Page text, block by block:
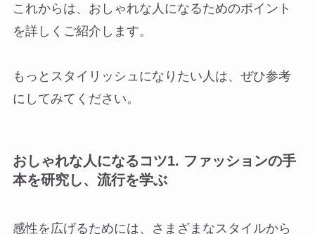
これからは、おしゃれな人になるためのポイント
を詳しくご紹介します。
もっとスタイリッシュになりたい人は、ぜひ参考
にしてみてください。
おしゃれな人になるコツ1. ファッションの手
本を研究し、流行を学ぶ
感性を広げるためには、さまざまなスタイルから